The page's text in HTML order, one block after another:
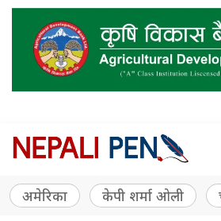
अमेरिका केपी शर्मा ओली